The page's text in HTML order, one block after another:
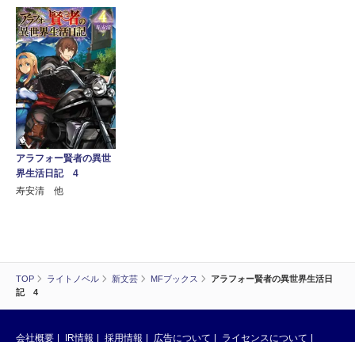
TOP ライトノベル 新文芸 MFブックス
アラフォー賢者の異世界生活日
記 4
アラフォー賢者の異世
界生活日記 4
寿安清 他
会社概要 IR情報 採用情報 広告について ライセンスについて